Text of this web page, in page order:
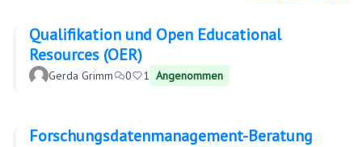
Qualifikation und Open Educational
Resources (OER)
Gerda Grimm 0 1 Angenommen
Forschungsdatenmanagement-Beratung